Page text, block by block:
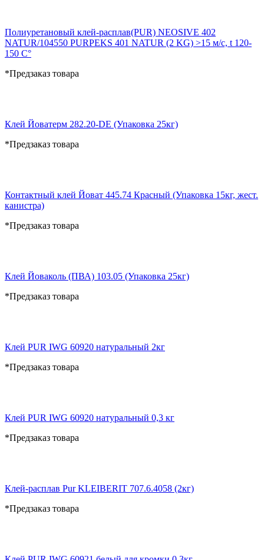
Полиуретановый клей-расплав(PUR) NEOSIVE 402
NATUR/104550 PURPEKS 401 NATUR (2 KG) >15 м/c, t 120-
150 C°
*Предзаказ товара
Клей Йоватерм 282.20-DE (Упаковка 25кг)
*Предзаказ товара
Контактный клей Йоват 445.74 Красный (Упаковка 15кг, жест.
канистра)
*Предзаказ товара
Клей Йоваколь (ПВА) 103.05 (Упаковка 25кг)
*Предзаказ товара
Клей PUR IWG 60920 натуральный 2кг
*Предзаказ товара
Клей PUR IWG 60920 натуральный 0,3 кг
*Предзаказ товара
Клей-расплав Pur KLEIBERIT 707.6.4058 (2кг)
*Предзаказ товара